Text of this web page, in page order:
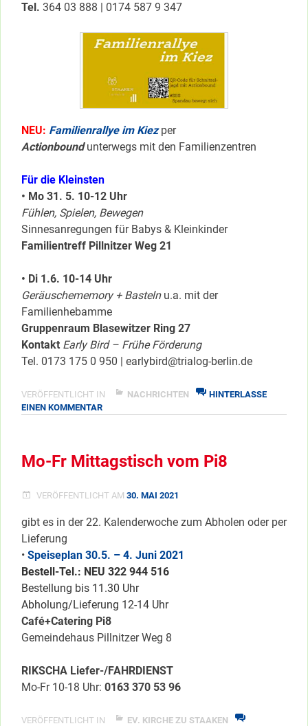
Tel. 364 03 888 | 0174 587 9 347
NEU: Familienrallye im Kiezper
Actionboundunterwegs mit den Familienzentren
Für die Kleinsten
• Mo 31. 5. 10-12 Uhr
Fühlen, Spielen, Bewegen
Sinnesanregungen für Babys & Kleinkinder
Familientreff Pillnitzer Weg 21
• Di 1.6. 10-14 Uhr
Geräuschememory + Bastelnu.a. mit der
Familienhebamme
Gruppenraum Blasewitzer Ring 27
Kontakt Early Bird – Frühe Förderung
Tel. 0173 175 0 950 | earlybird@trialog-berlin.de
VERÖFFENTLICHT IN NACHRICHTEN
HINTERLASSE
EINEN KOMMENTARZU
KINDERTAG
Mo-Fr Mittagstisch vom Pi8
VERÖFFENTLICHT AM 30. MAI 2021
gibt es in der 22. Kalenderwoche zum Abholen oder per
Lieferung
• Speiseplan 30.5. – 4. Juni 2021
Bestell-Tel.: NEU 322 944 516
Bestellung bis 11.30 Uhr
Abholung/Lieferung 12-14 Uhr
Café+Catering Pi8
Gemeindehaus Pillnitzer Weg 8
RIKSCHA Liefer-/FAHRDIENST
Mo-Fr 10-18 Uhr: 0163 370 53 96
VERÖFFENTLICHT IN EV. KIRCHE ZU STAAKEN